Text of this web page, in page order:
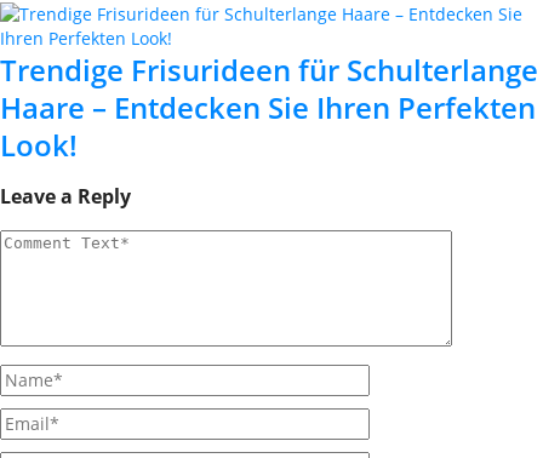
Trendige Frisurideen für Schulterlange
Haare – Entdecken Sie Ihren Perfekten
Look!
Leave a Reply